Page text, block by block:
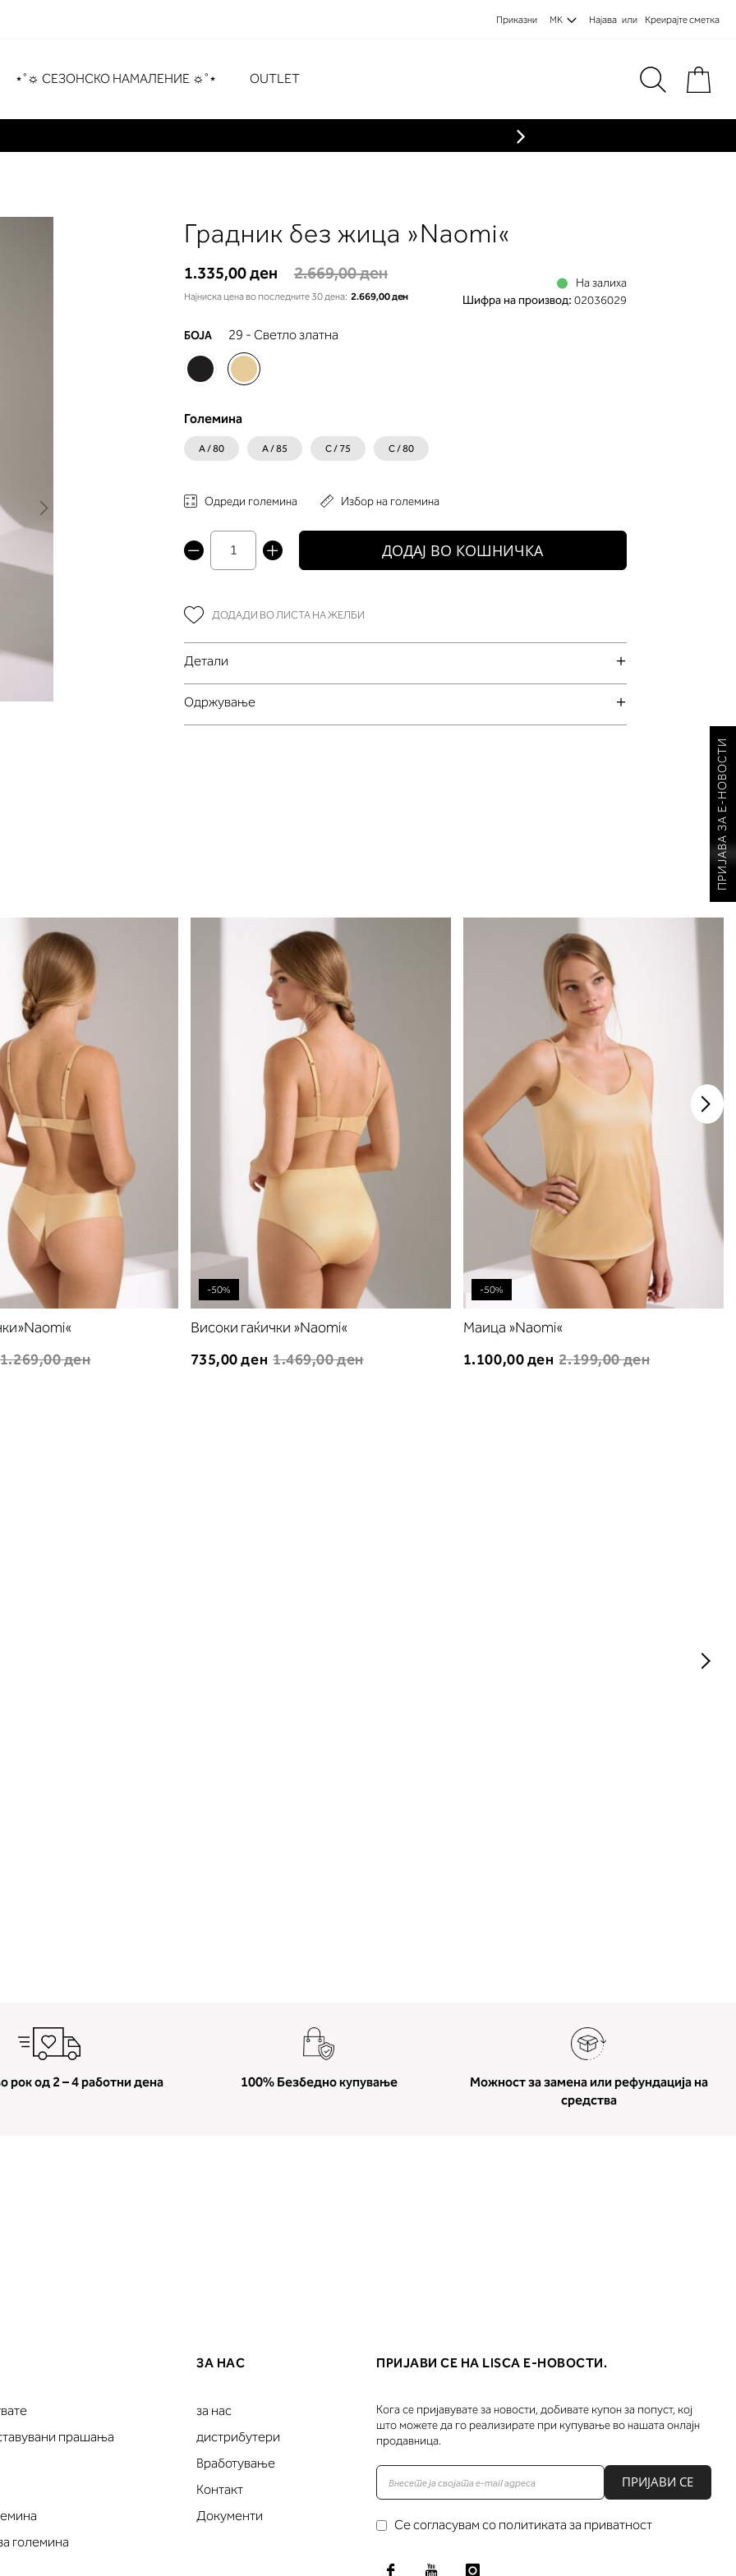
Приказни MK Најава Креирајте сметка
⋆˚☼ СЕЗОНСКО НАМАЛЕНИЕ ☼˚⋆ OUTLET
Градник без жица »Naomi«
1.335,00 ден 2.669,00 ден
Најниска цена во последните 30 дена: 2.669,00 ден
На залиха
Шифра на производ: 02036029
БОЈА 29 - Светло златна
Големина
A / 80 A / 85 C / 75 C / 80
Одреди големина Избор на големина
ДОДАЈ ВО КОШНИЧКА
ДОДАДИ ВО ЛИСТА НА ЖЕЛБИ
Детали
Oдржување
1.269,00 ден
-50%
Високи гаќички »Naomi«
735,00 ден 1.469,00 ден
-50%
Маица »Naomi«
1.100,00 ден 2.199,00 ден
рок од 2 – 4 работни дена 100% Безбедно купување
Можност за замена или рефундација на
средства
прашања
големина
ЗА НАС
за нас
дистрибутери
Вработување
Контакт
Документи
ПРИЈАВИ СЕ НА LISCA Е-НОВОСТИ.
Кога се пријавувате за новости, добивате купон за попуст, кој
што можете да го реализирате при купување во нашата онлајн
продавница.
ПРИЈАВИ СЕ
Се согласувам со политиката за приватност
ПРИЈАВА ЗА Е-НОВОСТИ